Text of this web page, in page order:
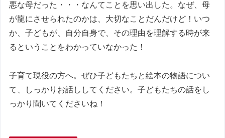
悪な母だった・・・なんてことを思い出した。なぜ、母
が龍にさせられたのかは、大切なことだんだけど！いつ
か、子どもが、自分自身で、その理由を理解する時が来
るということをわかっていなかった！
子育て現役の方へ。ぜひ子どもたちと絵本の物語につい
て、しっかりお話ししてください。子どもたちの話をし
っかり聞いてくださいね！